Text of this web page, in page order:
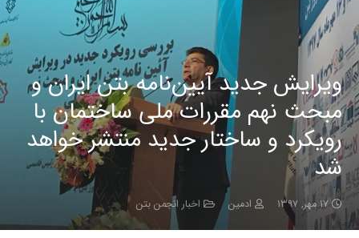
ویرایش جدید آیین‌نامه بتن ایران و
مبحث نهم مقررات ملی ساختمان با
رویکرد و ساختار جدید منتشر خواهد
شد
۱۷ مهر, ۱۳۹۷ ادمین اخبار انجمن بتن